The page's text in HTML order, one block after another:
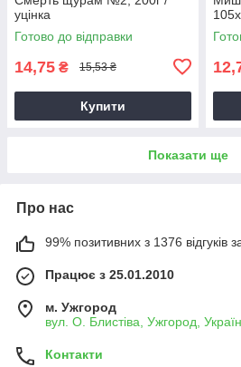
уцінка
Готово до відправки
14,75 ₴ 15,53 ₴
Купити
Показати ще
Про нас
99% позитивних з 1376 відгуків
Працює з 25.01.2010
м. Ужгород
вул. О. Блистіва, Ужгород,
Контакти